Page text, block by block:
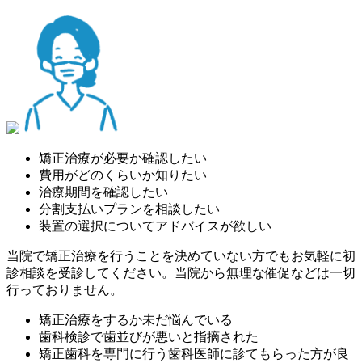
矯正治療が必要か確認したい
費用がどのくらいか知りたい
治療期間を確認したい
分割支払いプランを相談したい
装置の選択についてアドバイスが欲しい
当院で矯正治療を行うことを決めていない方でもお気軽に初
診相談を受診してください。当院から無理な催促などは一切
行っておりません。
矯正治療をするか未だ悩んでいる
歯科検診で歯並びが悪いと指摘された
矯正歯科を専門に行う歯科医師に診てもらった方が良